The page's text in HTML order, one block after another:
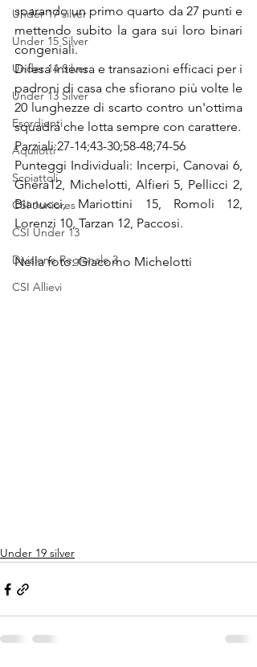
Under 17 silver
Under 15 Silver
Under 14 Silver
Under 13 Silver
Esordienti
Aquilotti
Scoiattoli
CSI Juniores
CSI Under 13
Divisione Regionale 3
CSI Allievi
sparando un primo quarto da 27 punti e
mettendo subito la gara sui loro binari
congeniali.
Difesa intensa e transazioni efficaci per i
padroni di casa che sfiorano più volte le
20 lunghezze di scarto contro un'ottima
squadra che lotta sempre con carattere.
Parziali:27-14;43-30;58-48;74-56
Punteggi Individuali: Incerpi, Canovai 6,
Ghera12, Michelotti, Alfieri 5, Pellicci 2,
Bianucci, Mariottini 15, Romoli 12,
Lorenzi 10, Tarzan 12, Paccosi.
Nella foto: Giacomo Michelotti
Under 19 silver